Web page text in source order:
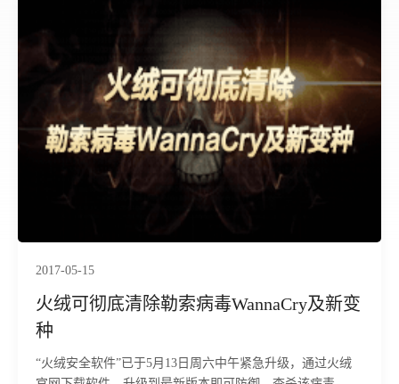
2017-05-15
火绒可彻底清除勒索病毒WannaCry及新变
种
“火绒安全软件”已于5月13日周六中午紧急升级，通过火绒